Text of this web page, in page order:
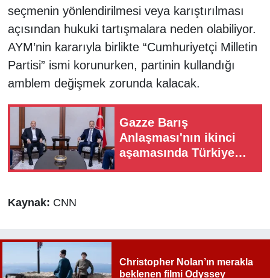
seçmenin yönlendirilmesi veya karıştırılması
açısından hukuki tartışmalara neden olabiliyor.
AYM’nin kararıyla birlikte “Cumhuriyetçi Milletin
Partisi” ismi korunurken, partinin kullandığı
amblem değişmek zorunda kalacak.
Gazze Barış
Anlaşması'nın ikinci
aşamasında Türkiye
Kaynak: CNN
Christopher Nolan’ın merakla
beklenen filmi Odyssey